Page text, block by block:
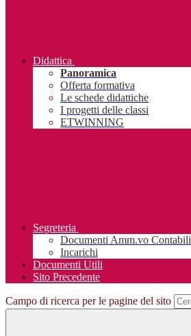
Didattica
Panoramica
Offerta formativa
Le schede didattiche
I progetti delle classi
ETWINNING
Segreteria
Documenti Amm.vo Contabili
Incarichi
Documenti Utili
Sito Precedente
Campo di ricerca per le pagine del sito